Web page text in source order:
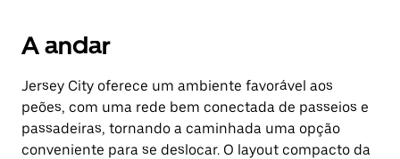
A andar
Jersey City oferece um ambiente favorável aos
peões, com uma rede bem conectada de passeios e
passadeiras, tornando a caminhada uma opção
conveniente para se deslocar. O layout compacto da